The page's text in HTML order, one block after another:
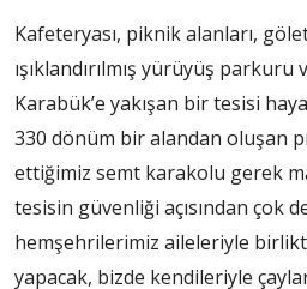
Kafeteryası, piknik alanları,
ışıklandırılmış yürüyüş
Karabük’e yakışan bir tesisi
330 dönüm bir alandan oluşan
ettiğimiz semt karakolu gerek
tesisin güvenliği açısından çok
hemşehrilerimiz aileleriyle
yapacak, bizde kendileriyle